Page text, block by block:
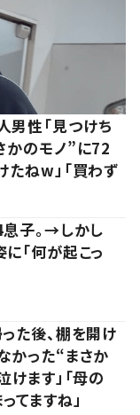
男性「見つけち
かのモノ”に72
たねw」「買わず
子。→しかし
「何が起こっ
た後、棚を開け
った“まさか
ます」「母の
てますね」